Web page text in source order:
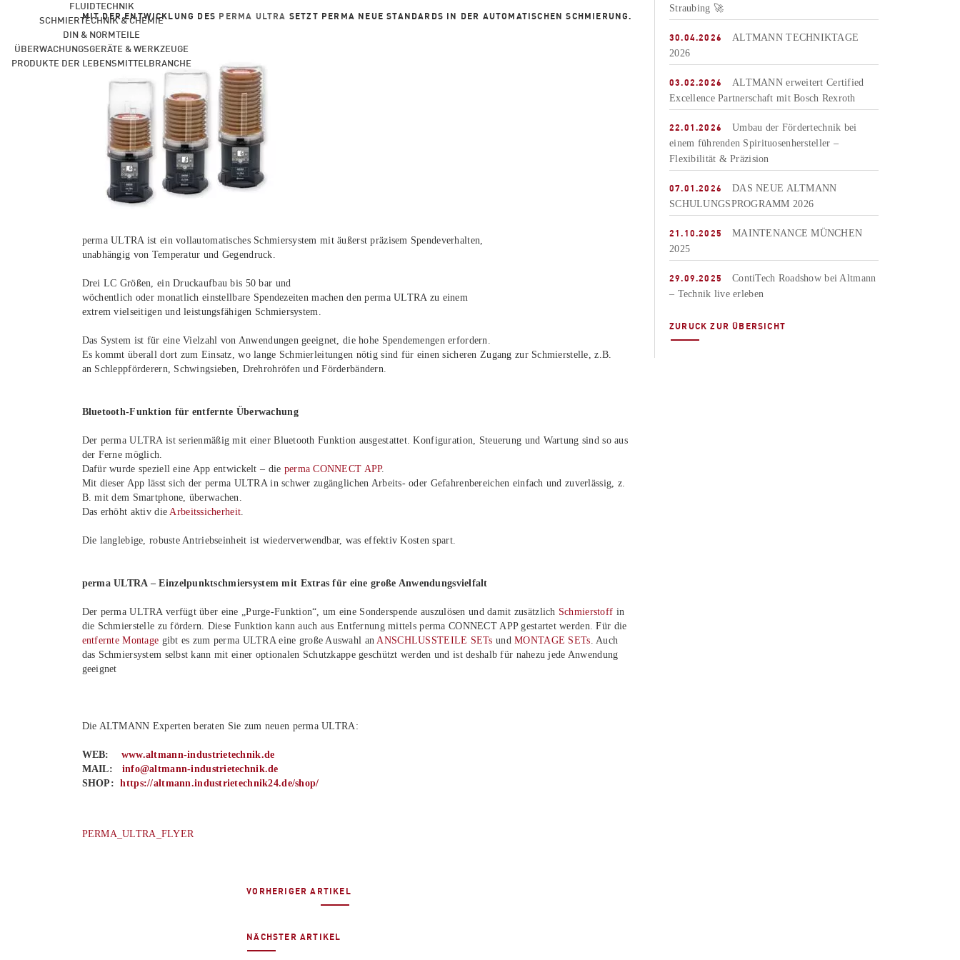
FLUIDTECHNIK
SCHMIERTECHNIK & CHEMIE
DIN & NORMTEILE
ÜBERWACHUNGSGERÄTE & WERKZEUGE
PRODUKTE DER LEBENSMITTELBRANCHE
MIT DER ENTWICKLUNG DES PERMA ULTRA SETZT PERMA NEUE STANDARDS IN DER AUTOMATISCHEN SCHMIERUNG.
perma ULTRA ist ein vollautomatisches Schmiersystem mit äußerst präzisem Spendeverhalten,
unabhängig von Temperatur und Gegendruck.
Drei LC Größen, ein Druckaufbau bis 50 bar und
wöchentlich oder monatlich einstellbare Spendezeiten machen den perma ULTRA zu einem
extrem vielseitigen und leistungsfähigen Schmiersystem.
Das System ist für eine Vielzahl von Anwendungen geeignet, die hohe Spendemengen erfordern.
Es kommt überall dort zum Einsatz, wo lange Schmierleitungen nötig sind für einen sicheren Zugang zur Schmierstelle, z.B.
an Schleppförderern, Schwingsieben, Drehrohröfen und Förderbändern.
Bluetooth-Funktion für entfernte Überwachung
Der perma ULTRA ist serienmäßig mit einer Bluetooth Funktion ausgestattet. Konfiguration, Steuerung und Wartung sind so aus
der Ferne möglich.
Dafür wurde speziell eine App entwickelt – die perma CONNECT APP.
Mit dieser App lässt sich der perma ULTRA in schwer zugänglichen Arbeits- oder Gefahrenbereichen einfach und zuverlässig, z.
B. mit dem Smartphone, überwachen.
Das erhöht aktiv dieArbeitssicherheit.
Die langlebige, robuste Antriebseinheit ist wiederverwendbar, was effektiv Kosten spart.
perma ULTRA – Einzelpunktschmiersystem mit Extras für eine große Anwendungsvielfalt
Der perma ULTRA verfügt über eine „Purge-Funktion“, um eine Sonderspende auszulösen und damit zusätzlich Schmierstoff in
die Schmierstelle zu fördern. Diese Funktion kann auch aus Entfernung mittels perma CONNECT APP gestartet werden. Für die
entfernte Montage gibt es zum perma ULTRA eine große Auswahl anANSCHLUSSTEILE SETs undMONTAGE SETs. Auch
das Schmiersystem selbst kann mit einer optionalen Schutzkappe geschützt werden und ist deshalb für nahezu jede Anwendung
geeignet
Die ALTMANN Experten beraten Sie zum neuen perma ULTRA:
WEB: www.altmann-industrietechnik.de
MAIL: info@altmann-industrietechnik.de
SHOP: https://altmann.industrietechnik24.de/shop/
PERMA_ULTRA_FLYER
VORHERIGER ARTIKEL
NÄCHSTER ARTIKEL
Straubing 🚀
30.04.2026
ALTMANN TECHNIKTAGE
2026
03.02.2026
ALTMANN erweitert Certified
Excellence Partnerschaft mit Bosch Rexroth
22.01.2026
Umbau der Fördertechnik bei
einem führenden Spirituosenhersteller –
Flexibilität & Präzision
07.01.2026
DAS NEUE ALTMANN
SCHULUNGSPROGRAMM 2026
21.10.2025
MAINTENANCE MÜNCHEN
2025
29.09.2025
ContiTech Roadshow bei Altmann
– Technik live erleben
ZURUCK ZUR ÜBERSICHT